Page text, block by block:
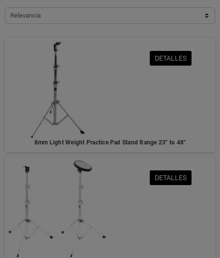
Relevancia
8mm Light Weight Practice Pad Stand Range 23" to 48"
DETALLES
DETALLES